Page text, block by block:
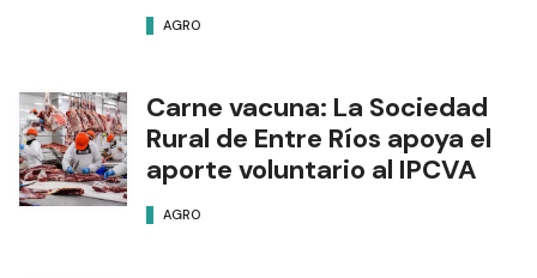
AGRO
Carne vacuna: La Sociedad
Rural de Entre Ríos apoya el
aporte voluntario al IPCVA
AGRO